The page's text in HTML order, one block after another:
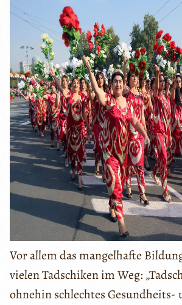
Vor allem das mangelhafte
vielen Tadschiken im Weg:
ohnehin schlechtes Gesundheits-